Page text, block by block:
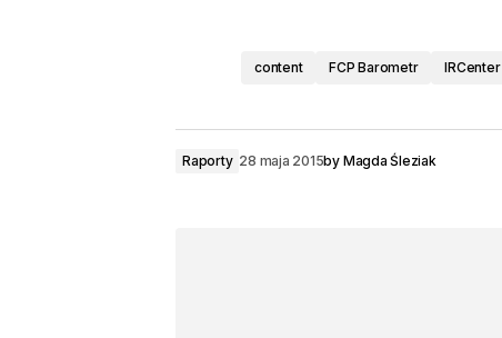
content FCP Barometr IRCenter
Raporty 28 maja 2015by Magda Śleziak